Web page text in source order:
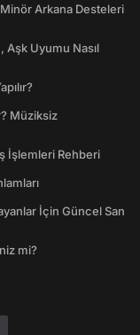
Arkana Desteleri
Uyumu Nasıl
Müziksiz
İşlemleri Rehberi
İçin Güncel San
mi?